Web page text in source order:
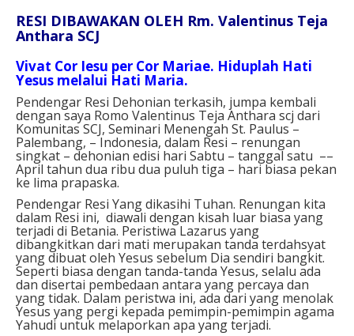
RESI DIBAWAKAN OLEH Rm. Valentinus Teja
Anthara SCJ
Vivat Cor Iesu per Cor Mariae. Hiduplah Hati
Yesus melalui Hati Maria.
Pendengar Resi Dehonian terkasih, jumpa kembali
dengan saya Romo Valentinus Teja Anthara scj dari
Komunitas SCJ, Seminari Menengah St. Paulus –
Palembang, – Indonesia, dalam Resi – renungan
singkat – dehonian edisi hari Sabtu – tanggal satu ––
April tahun dua ribu dua puluh tiga – hari biasa pekan
ke lima prapaska.
Pendengar Resi Yang dikasihi Tuhan. Renungan kita
dalam Resi ini, diawali dengan kisah luar biasa yang
terjadi di Betania. Peristiwa Lazarus yang
dibangkitkan dari mati merupakan tanda terdahsyat
yang dibuat oleh Yesus sebelum Dia sendiri bangkit.
Seperti biasa dengan tanda-tanda Yesus, selalu ada
dan disertai pembedaan antara yang percaya dan
yang tidak. Dalam peristwa ini, ada dari yang menolak
Yesus yang pergi kepada pemimpin-pemimpin agama
Yahudi untuk melaporkan apa yang terjadi.